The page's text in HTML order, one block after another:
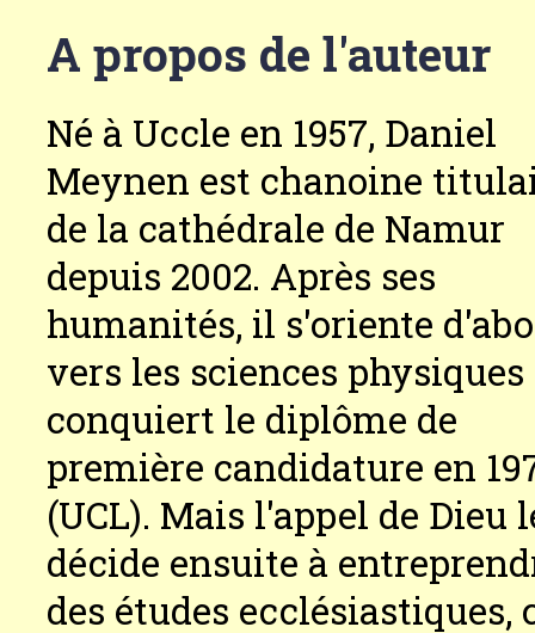
A propos de l'auteur
Né à Uccle en 1957, Daniel
Meynen est chanoine
de la cathédrale de Namur
depuis 2002. Après ses
humanités, il s'oriente
vers les sciences physiques
conquiert le diplôme de
première candidature en
(UCL). Mais l'appel de Dieu
décide ensuite à
des études ecclésiastiques,